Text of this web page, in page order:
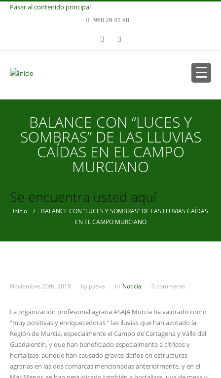
Pasar al contenido principal
968 28 41 88
BALANCE CON “LUCES Y
SOMBRAS” DE LAS LLUVIAS
CAÍDAS EN EL CAMPO
MURCIANO
Se encuentra usted aquí
Inicio / BALANCE CON “LUCES Y SOMBRAS” DE LAS LLUVIAS CAÍDAS
EN EL CAMPO MURCIANO
Noviembre 20th, 2018 by pseva in Noticia 0 comments
La organización profesional agraria ASAJA Murcia ha valorado como
“muy positivas y enriquecedoras “ las lluvias que han azotado la
Región de Murcia, especialmente el Campo de Cartagena y Valle del
Guadalentín, y que han beneficiado especialmente a cítricos y
hortalizas, aunque han causado graves daños en estructuras
agrarias en las dos comarcas mencionadas anteriormente, y en el